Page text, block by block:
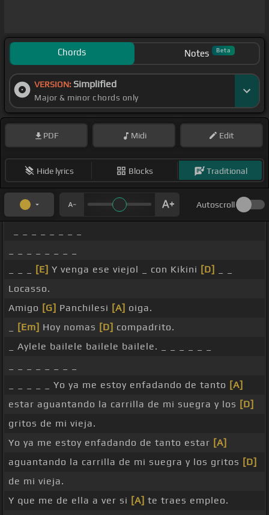
Chords Notes Beta
VERSION: Simplified
Major & minor chords only
PDF Midi Edit
Hide lyrics Blocks Traditional
Autoscroll
[E] Y venga ese viejol _ con Kikini [D]
Locasso.
Amigo [G] Panchilesi [A] oiga.
[Em] Hoy nomas [D] compadrito.
_ Aylele bailele bailele bailele. _ _ _ _ _ _
_ _ _ _ _ Yo ya me estoy enfadando de tanto [A]
estar aguantando la carrilla de mi suegra y los [D]
gritos de mi vieja.
Yo ya me estoy enfadando de tanto estar [A]
aguantando la carrilla de mi suegra y los gritos [D]
de mi vieja.
Y que me de ella a ver si [A] te traes empleo.